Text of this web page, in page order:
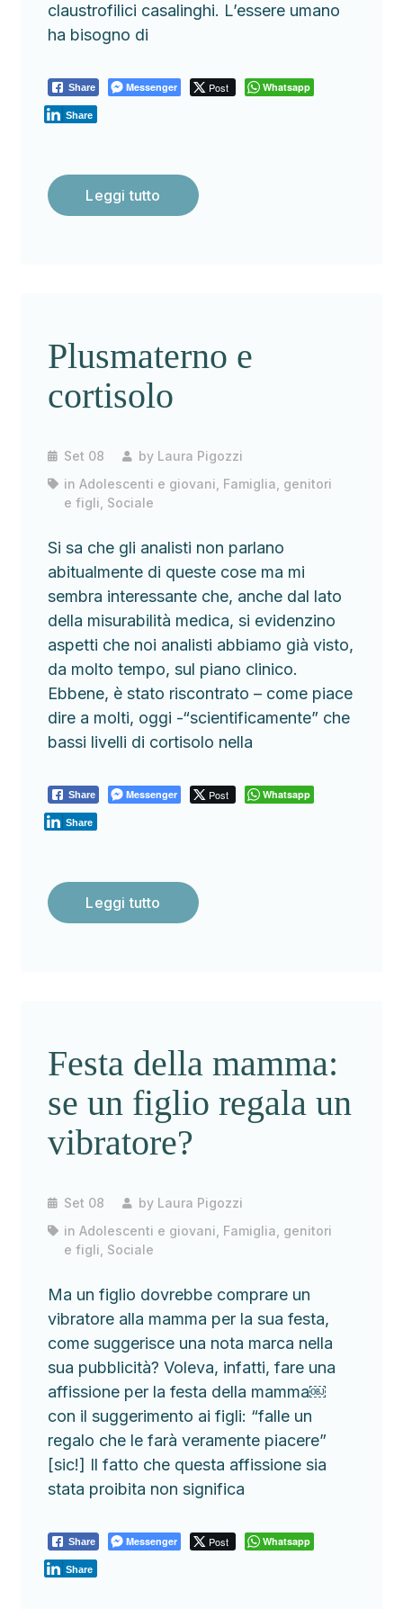
claustrofilici casalinghi. L’essere umano
ha bisogno di
Share Messenger Post Whatsapp
Share
Leggi tutto
Plusmaterno e
cortisolo
Set 08 by Laura Pigozzi
inAdolescenti e giovani Famiglia, genitori
e figli Sociale
Si sa che gli analisti non parlano
abitualmente di queste cose ma mi
sembra interessante che, anche dal lato
della misurabilità medica, si evidenzino
aspetti che noi analisti abbiamo già visto,
da molto tempo, sul piano clinico.
Ebbene, è stato riscontrato – come piace
dire a molti, oggi -“scientificamente” che
bassi livelli di cortisolo nella
Share Messenger Post Whatsapp
Share
Leggi tutto
Festa della mamma:
se un figlio regala un
vibratore?
Set 08 by Laura Pigozzi
inAdolescenti e giovani Famiglia, genitori
e figli Sociale
Ma un figlio dovrebbe comprare un
vibratore alla mamma per la sua festa,
come suggerisce una nota marca nella
sua pubblicità? Voleva, infatti, fare una
affissione per la festa della mamma￼
con il suggerimento ai figli: “falle un
regalo che le farà veramente piacere”
[sic!] Il fatto che questa affissione sia
stata proibita non significa
Share Messenger Post Whatsapp
Share